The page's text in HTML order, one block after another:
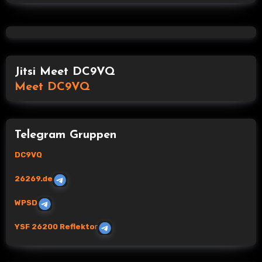
Jitsi Meet DC9VQ
Meet DC9VQ
Telegram Gruppen
DC9VQ
26269.de
WPSD
YSF 26200 Reflektor